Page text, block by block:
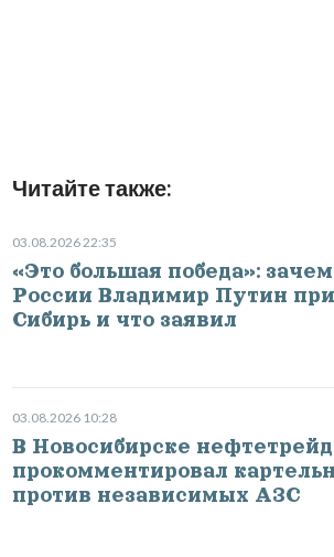
Читайте также:
03.08.2026 22:35
«Это большая победа»:
России Владимир Путин
Сибирь и что заявил
03.08.2026 10:28
В Новосибирске
прокомментировал
против независимых АЗС